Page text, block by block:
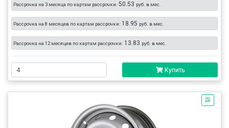
Рассрочка на 3 месяца по картам рассрочки: 50.53 руб. в мес.
Рассрочка на 8 месяцев по картам рассрочки: 18.95 руб. в мес.
Рассрочка на 12 месяцев по картам рассрочки: 13.83 руб. в мес.
Купить